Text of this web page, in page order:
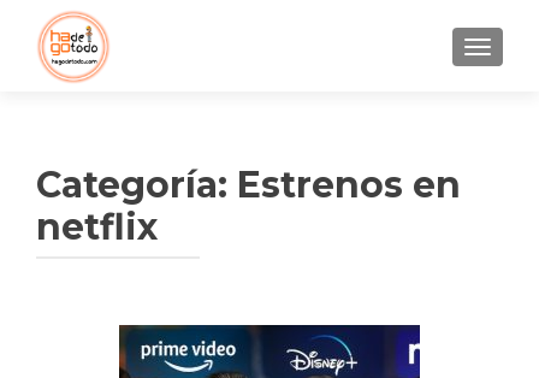
Categoría: Estrenos en
netflix